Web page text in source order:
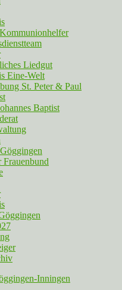
Liedgut
Eine-Welt
St. Peter & Paul
Baptist
Inningen